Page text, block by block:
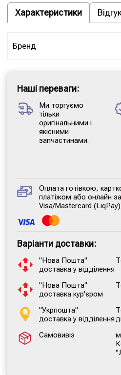
Характеристики
Бренд
Наші переваги:
Ми торгуємо
тільки
оригінальними і
якісними
запчастинами.
Оплата готівкою,
платіжом або онлайн
Visa/Mastercard (LiqPay)
Варіанти доставки:
"Нова Пошта"
доставка у відділення
"Нова Пошта"
доставка кур'єром
"Укрпошта"
доставка у відділення
Самовивіз